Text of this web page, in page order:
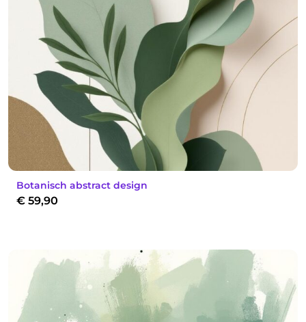
Botanisch abstract design
€ 59,90